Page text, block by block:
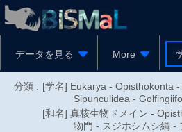
データを見る More
分類 : [学名] Eukarya - Opisthokonta
Sipunculidea -
[和名] 真核生物ドメイン -
物門 - スジホシムシ綱 -